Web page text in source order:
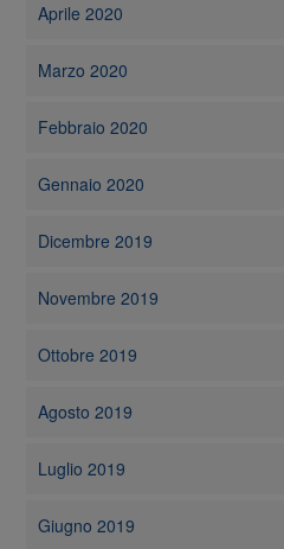
Aprile 2020
Marzo 2020
Febbraio 2020
Gennaio 2020
Dicembre 2019
Novembre 2019
Ottobre 2019
Agosto 2019
Luglio 2019
Giugno 2019